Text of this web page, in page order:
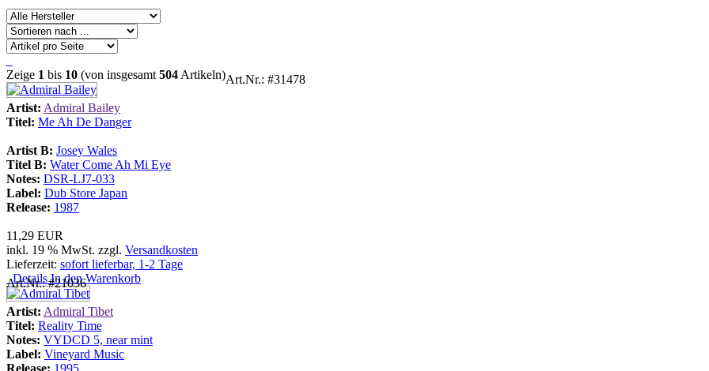
Zeige 1 bis 10 (von insgesamt 504 Artikeln)Art.Nr.: #31478
Artist: Admiral Bailey
Titel: Me Ah De Danger
Artist B: Josey Wales
Titel B: Water Come Ah Mi Eye
Notes: DSR-LJ7-033
Label: Dub Store Japan
Release: 1987
11,29 EUR
inkl. 19 % MwSt. zzgl. Versandkosten
Lieferzeit: sofort lieferbar, 1-2 Tage
DetailsIn den Warenkorb
Art.Nr.: #21036
Artist: Admiral Tibet
Titel: Reality Time
Notes: VYDCD 5, near mint
Label: Vineyard Music
Release: 1995